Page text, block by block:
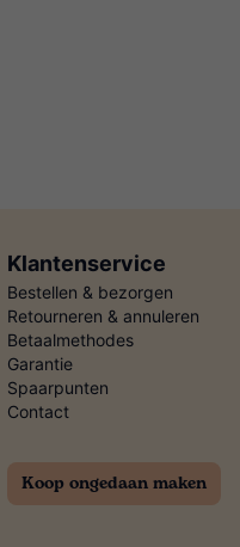
Klantenservice
Bestellen & bezorgen
Retourneren & annuleren
Betaalmethodes
Garantie
Spaarpunten
Contact
Koop ongedaan maken